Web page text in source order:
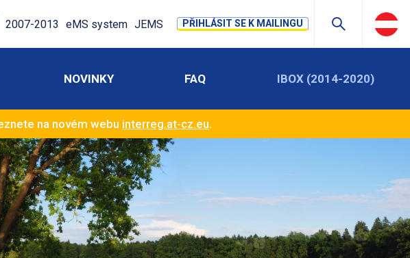
2007-2013 eMS system JEMS PŘIHLÁSIT SE K MAILINGU
NOVINKY FAQ IBOX (2014-2020)
na novém webu interreg.at-cz.eu.